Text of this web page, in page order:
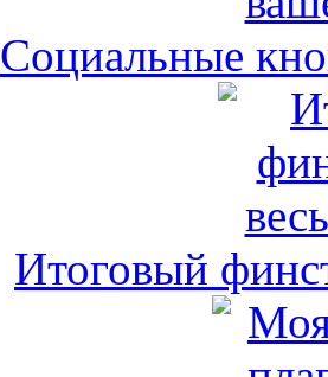
Социальные
Итоговый